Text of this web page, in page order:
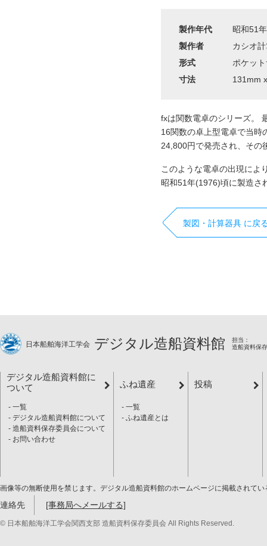
製作年代
昭和51
製作者
カシオ
形式
ポケッ
寸法
131mm
fxは関数電卓のシリーズ。
16関数の卓上型電卓で当時
24,800円で発売され、その
このような電卓の出現によ
昭和51年(1976)頃に製造さ
製図・計算器具 に戻
日本船舶海洋工学会 デジタル造船資料館
担当：
造船資料保
デジタル造船資料館に
ついて
一覧
デジタル造船資料館について
造船資料保存委員会について
お問い合わせ
ふね遺産
一覧
ふね遺産とは
投稿
画像等の無断使用を禁じます。デジタル造船資料館のホームページに掲載されて
連絡先 [事務局へメールする]
© 日本船舶海洋工学会関西支部 造船資料保存委員会 All Rights Reserved.